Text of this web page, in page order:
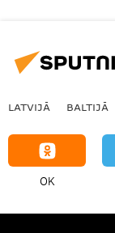
LATVIJĀ BALTIJĀ
OK